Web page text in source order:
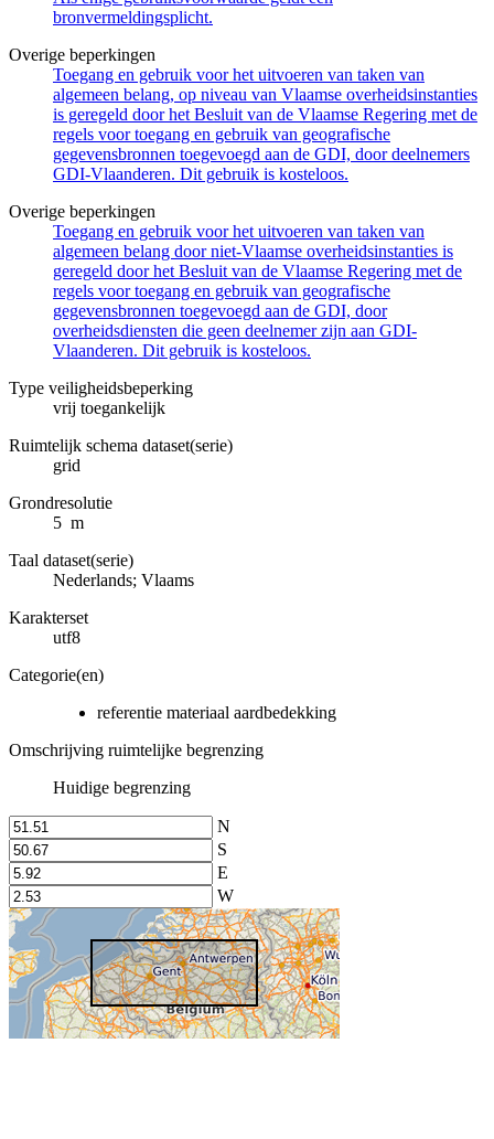
bronvermeldingsplicht.
Overige beperkingen
Toegang en gebruik voor het uitvoeren van taken van
algemeen belang, op niveau van Vlaamse overheidsinstanties
is geregeld door het Besluit van de Vlaamse Regering met de
regels voor toegang en gebruik van geografische
gegevensbronnen toegevoegd aan de GDI, door deelnemers
GDI-Vlaanderen. Dit gebruik is kosteloos.
Overige beperkingen
Toegang en gebruik voor het uitvoeren van taken van
algemeen belang door niet-Vlaamse overheidsinstanties is
geregeld door het Besluit van de Vlaamse Regering met de
regels voor toegang en gebruik van geografische
gegevensbronnen toegevoegd aan de GDI, door
overheidsdiensten die geen deelnemer zijn aan GDI-
Vlaanderen. Dit gebruik is kosteloos.
Type veiligheidsbeperking
vrij toegankelijk
Ruimtelijk schema dataset(serie)
grid
Grondresolutie
5 m
Taal dataset(serie)
Nederlands; Vlaams
Karakterset
utf8
Categorie(en)
referentie materiaal aardbedekking
Omschrijving ruimtelijke begrenzing
Huidige begrenzing
N
S
E
W